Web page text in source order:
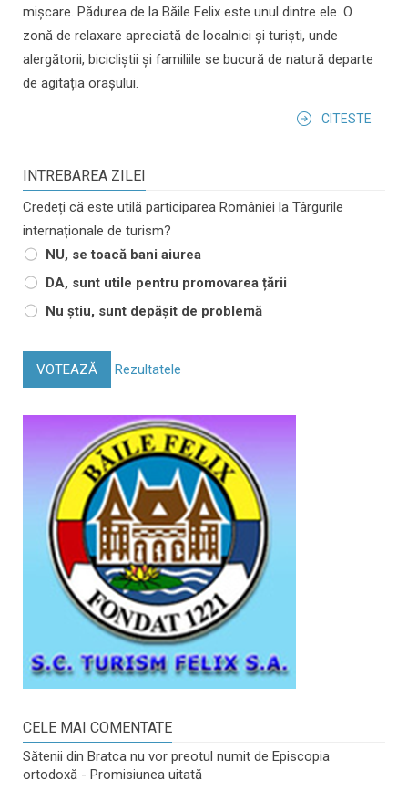
mișcare. Pădurea de la Băile Felix este unul dintre ele. O
zonă de relaxare apreciată de localnici și turiști, unde
alergătorii, bicicliștii și familiile se bucură de natură departe
de agitația orașului.
CITESTE
INTREBAREA ZILEI
Credeți că este utilă participarea României la Târgurile
internaționale de turism?
NU, se toacă bani aiurea
DA, sunt utile pentru promovarea țării
Nu știu, sunt depășit de problemă
VOTEAZĂ Rezultatele
CELE MAI COMENTATE
Sătenii din Bratca nu vor preotul numit de Episcopia
ortodoxă - Promisiunea uitată